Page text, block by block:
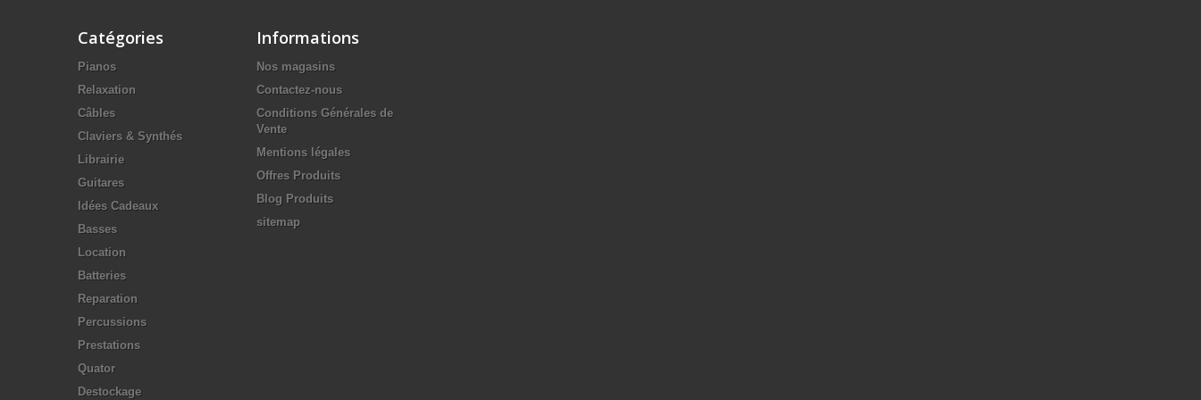
Catégories
Pianos
Relaxation
Câbles
Claviers & Synthés
Librairie
Guitares
Idées Cadeaux
Basses
Location
Batteries
Reparation
Percussions
Prestations
Quator
Destockage
Informations
Nos magasins
Contactez-nous
Conditions Générales de
Vente
Mentions légales
Offres Produits
Blog Produits
sitemap